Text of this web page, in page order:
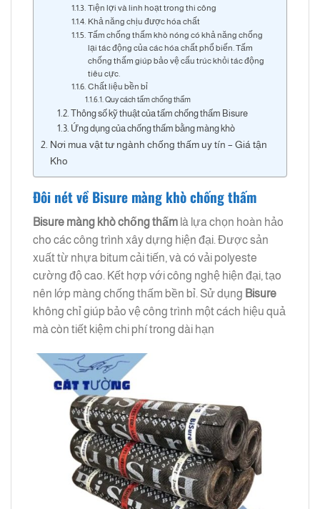
Tiện lợi và linh hoạt trong thi công
Khả năng chịu được hóa chất
Tấm chống thấm khò nóng có khả năng chống
lại tác động của các hóa chất phổ biến. Tấm
chống thấm giúp bảo vệ cấu trúc khỏi tác động
tiêu cực.
Chất liệu bền bỉ
Quy cách tấm chống thấm
Thông số kỹ thuật của tấm chống thấm Bisure
Ứng dụng của chống thấm bằng màng khò
Nơi mua vật tư ngành chống thấm uy tín – Giá tận
Kho
Đôi nét về Bisure màng khò chống thấm
Bisure màng khò chống thấm là lựa chọn hoàn hảo
cho các công trình xây dựng hiện đại. Được sản
xuất từ nhựa bitum cải tiến, và có vải polyeste
cường độ cao. Kết hợp với công nghệ hiện đại, tạo
nên lớp màng chống thấm bền bỉ. Sử dụng Bisure
không chỉ giúp bảo vệ công trình một cách hiệu quả
mà còn tiết kiệm chi phí trong dài hạn